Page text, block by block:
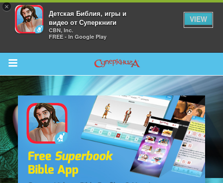
×
Детская Библия, игры и
видео от Суперкниги
CBN, Inc.
FREE - In Google Play
VIEW
Return to Content